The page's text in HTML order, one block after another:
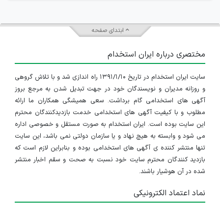
ابتدای صفحه
مختصری درباره ایران استخدام
سایت ایران استخدام در تاریخ ۱۳۹۱/۱/۱۰ راه اندازی شد و با تلاش گروهی
و روزانه مدیران و نویسندگان خود در جهت تبدیل شدن به مرجع بروز
آگهی های استخدامی گام برداشت. سعی همیشگی همکاران ما ارائه
مطلوب و با کیفیت آگهی های استخدامی خدمت بازدیدکنندگان محترم
این سایت بوده است. ایران استخدام به صورت مستقل و خصوصی اداره
می شود و وابسته به هیچ نهاد و یا سازمان دولتی نمی باشد، این سایت
تنها منتشر کننده ی آگهی های استخدامی بوده و بنابراین لازم است که
بازدید کنندگان محترم سایت خود نسبت به صحت و سقم اخبار منتشر
شده در آن هوشیار باشند.
نماد اعتماد الکترونیکی